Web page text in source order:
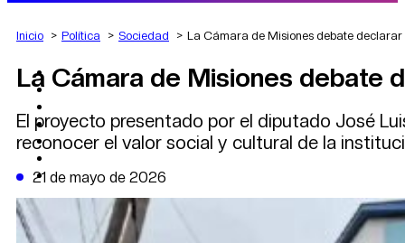
AGRO
DEPORTES
POLÍTICA
CAMBIO CLIMÁTICO
DE LA TRIBUNA TV
Inicio Política Sociedad La Cámara de Misiones debate
La Cámara de Misiones debate
El proyecto presentado por el diputado José
reconocer el valor social y cultural de la
21 de mayo de 2026